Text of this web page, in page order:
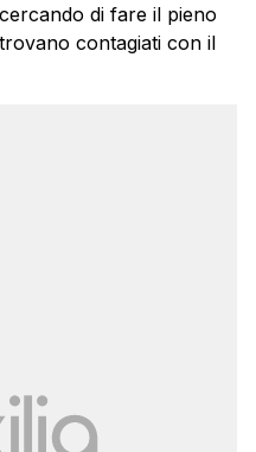
di fare il pieno
contagiati con il